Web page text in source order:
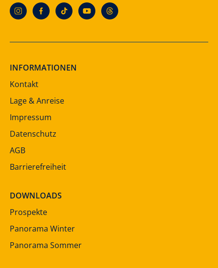
INFORMATIONEN
Kontakt
Lage & Anreise
Impressum
Datenschutz
AGB
Barrierefreiheit
DOWNLOADS
Prospekte
Panorama Winter
Panorama Sommer